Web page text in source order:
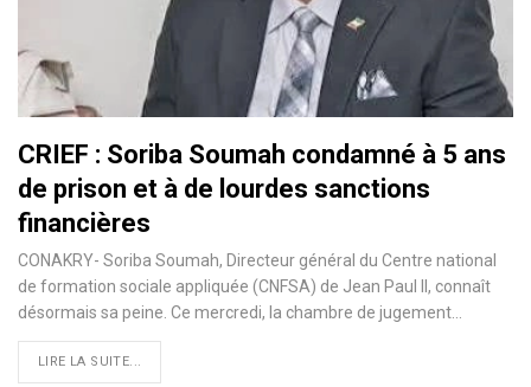
CRIEF : Soriba Soumah condamné à 5 ans
de prison et à de lourdes sanctions
financières
CONAKRY- Soriba Soumah, Directeur général du Centre national
de formation sociale appliquée (CNFSA) de Jean Paul II, connaît
désormais sa peine. Ce mercredi, la chambre de jugement…
LIRE LA SUITE...